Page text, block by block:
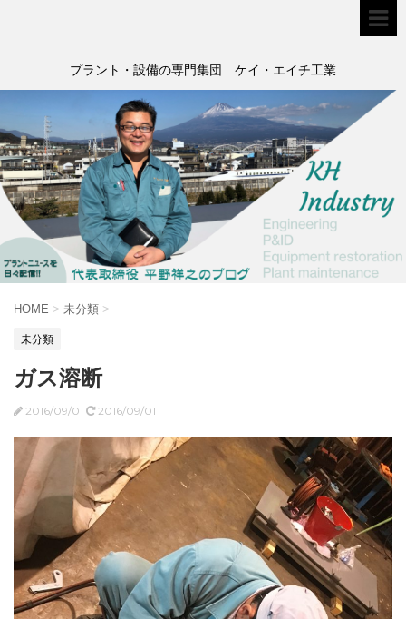
プラント・設備の専門集団 ケイ・エイチ工業
HOME > 未分類 >
未分類
ガス溶断
2016/09/01 2016/09/01